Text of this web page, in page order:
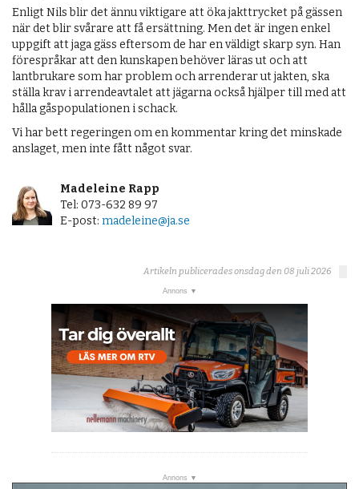
Enligt Nils blir det ännu viktigare att öka jakttrycket på gässen
när det blir svårare att få ersättning. Men det är ingen enkel
uppgift att jaga gäss eftersom de har en väldigt skarp syn. Han
förespråkar att den kunskapen behöver läras ut och att
lantbrukare som har problem och arrenderar ut jakten, ska
ställa krav i arrendeavtalet att jägarna också hjälper till med att
hålla gåspopulationen i schack.
Vi har bett regeringen om en kommentar kring det minskade
anslaget, men inte fått något svar.
Madeleine Rapp
Tel: 073-632 89 97
E-post: madeleine@ja.se
Artikeln publicerades onsdag den 08 juli 2026